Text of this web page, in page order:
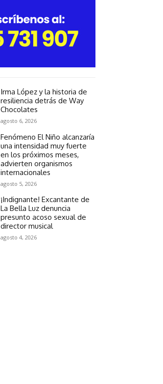
Irma López y la historia de
resiliencia detrás de Way
Chocolates
agosto 6, 2026
Fenómeno El Niño alcanzaría
una intensidad muy fuerte
en los próximos meses,
advierten organismos
internacionales
agosto 5, 2026
¡Indignante! Excantante de
La Bella Luz denuncia
presunto acoso sexual de
director musical
agosto 4, 2026